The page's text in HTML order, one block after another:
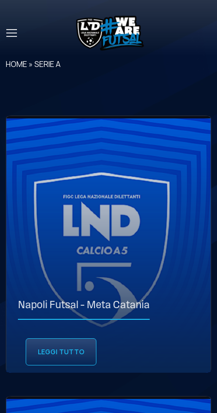
HOME »SERIE A
Napoli Futsal – Meta Catania
LEGGI TUTTO